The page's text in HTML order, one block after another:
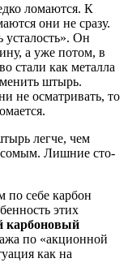
ломаются. К
они не сразу.
Он
а уже потом, в
стали как металла
штырь.
не осматривать, то
легче, чем
Лишние сто-
по себе карбон
этих
карбоновый
по «акционной
как на